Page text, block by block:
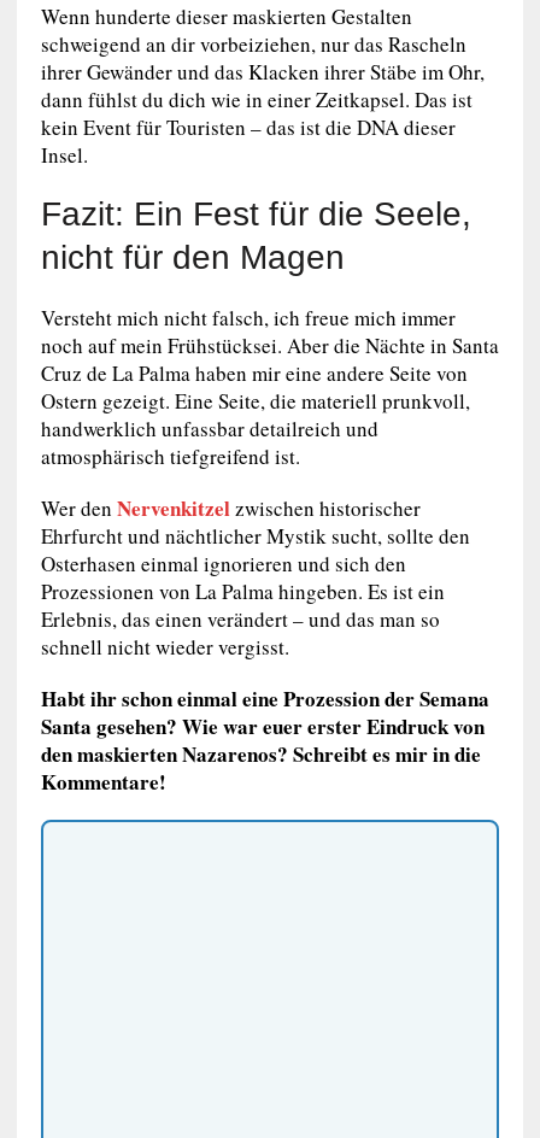
Wenn hunderte dieser maskierten Gestalten
schweigend an dir vorbeiziehen, nur das Rascheln
ihrer Gewänder und das Klacken ihrer Stäbe im Ohr,
dann fühlst du dich wie in einer Zeitkapsel. Das ist
kein Event für Touristen – das ist die DNA dieser
Insel.
Fazit: Ein Fest für die Seele,
nicht für den Magen
Versteht mich nicht falsch, ich freue mich immer
noch auf mein Frühstücksei. Aber die Nächte in Santa
Cruz de La Palma haben mir eine andere Seite von
Ostern gezeigt. Eine Seite, die materiell prunkvoll,
handwerklich unfassbar detailreich und
atmosphärisch tiefgreifend ist.
Wer den Nervenkitzelzwischen historischer
Ehrfurcht und nächtlicher Mystik sucht, sollte den
Osterhasen einmal ignorieren und sich den
Prozessionen von La Palma hingeben. Es ist ein
Erlebnis, das einen verändert – und das man so
schnell nicht wieder vergisst.
Habt ihr schon einmal eine Prozession der Semana
Santa gesehen? Wie war euer erster Eindruck von
den maskierten Nazarenos? Schreibt es mir in die
Kommentare!